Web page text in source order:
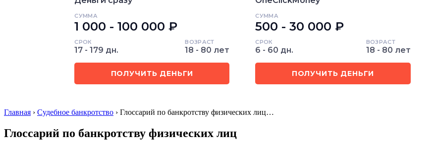
СУММА
1 000 - 100 000 ₽
СРОК
17 - 179 дн.
ВОЗРАСТ
18 - 80 лет
ПОЛУЧИТЬ ДЕНЬГИ
СУММА
500 - 30 000 ₽
СРОК
6 - 60 дн.
ВОЗРАСТ
18 - 80 лет
ПОЛУЧИТЬ ДЕНЬГИ
Главная › Судебное банкротство › Глоссарий по банкротству физических лиц…
Глоссарий по банкротству физических лиц